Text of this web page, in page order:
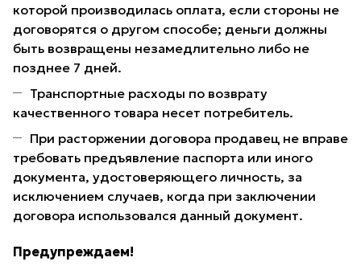
которой производилась оплата, если стороны не
договорятся о другом способе; деньги должны
быть возвращены незамедлительно либо не
позднее 7 дней.
Транспортные расходы по возврату
качественного товара несет потребитель.
При расторжении договора продавец не вправе
требовать предъявление паспорта или иного
документа, удостоверяющего личность, за
исключением случаев, когда при заключении
договора использовался данный документ.
Предупреждаем!